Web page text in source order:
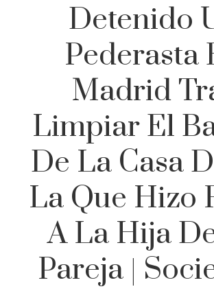
Detenido
Pederasta
Madrid
Limpiar El
De La Casa
La Que Hizo
A La Hija
Pareja |